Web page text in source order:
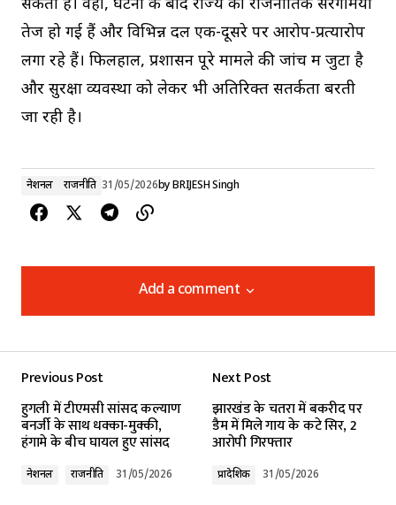
सकता है। वहीं, घटना के बाद राज्य की राजनीतिक सरगर्मियां
तेज हो गई हैं और विभिन्न दल एक-दूसरे पर आरोप-प्रत्यारोप
लगा रहे हैं। फिलहाल, प्रशासन पूरे मामले की जांच में जुटा है
और सुरक्षा व्यवस्था को लेकर भी अतिरिक्त सतर्कता बरती
जा रही है।
नेशनल राजनीति 31/05/2026byBRIJESH Singh
Add a comment
Add a comment
Required fields are marked*
Previous Post
हुगली में टीएमसी सांसद कल्याण
बनर्जी के साथ धक्का-मुक्की,
हंगामे के बीच घायल हुए सांसद
नेशनल राजनीति 31/05/2026
Next Post
झारखंड के चतरा में बकरीद पर
डैम में मिले गाय के कटे सिर, 2
आरोपी गिरफ्तार
प्रादेशिक 31/05/2026